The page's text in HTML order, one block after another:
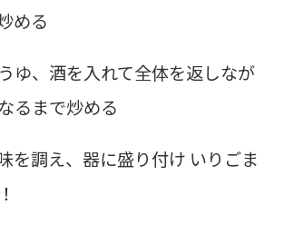
める
ゆ、酒を入れて全体を返しなが
るまで炒める
を調え、器に盛り付け いりごま